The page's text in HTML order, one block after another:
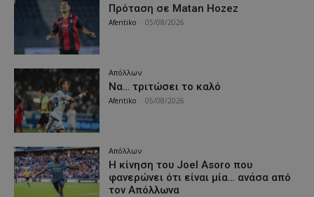
Πρόταση σε Matan Hozez
Afentiko 05/08/2026
Απόλλων
Να… τριτώσει το καλό
Afentiko 05/08/2026
Απόλλων
Η κίνηση του Joel Asoro που
φανερώνει ότι είναι μία… ανάσα από
τον Απόλλωνα